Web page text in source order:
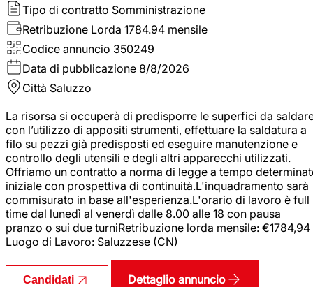
Tipo di contratto Somministrazione
Retribuzione Lorda 1784.94 mensile
Codice annuncio 350249
Data di pubblicazione 8/8/2026
Città Saluzzo
La risorsa si occuperà di predisporre le superfici da
con l’utilizzo di appositi strumenti, effettuare la saldatura a
filo su pezzi già predisposti ed eseguire manutenzione e
controllo degli utensili e degli altri apparecchi utilizzati.
Offriamo un contratto a norma di legge a tempo
iniziale con prospettiva di continuità.L'inquadramento sarà
commisurato in base all'esperienza.L'orario di lavoro è full
time dal lunedì al venerdì dalle 8.00 alle 18 con pausa
pranzo o sui due turniRetribuzione lorda mensile: €1784,94
Luogo di Lavoro: Saluzzese (CN)
Candidati Dettaglio annuncio